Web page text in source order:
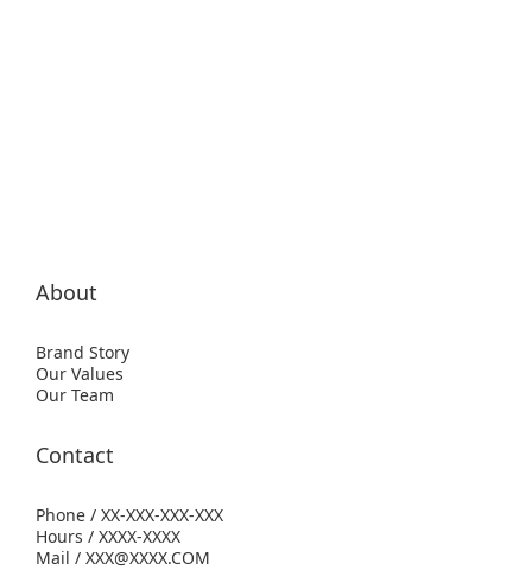
About
Brand Story
Our Values
Our Team
Contact
Phone / XX-XXX-XXX-XXX
Hours / XXXX-XXXX
Mail / XXX@XXXX.COM